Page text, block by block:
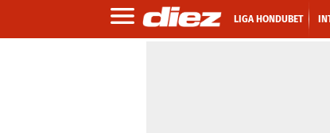
LIGA HONDUBET